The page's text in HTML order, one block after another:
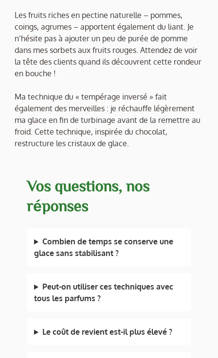
Les fruits riches en pectine naturelle – pommes,
coings, agrumes – apportent également du liant. Je
n’hésite pas à ajouter un peu de purée de pomme
dans mes sorbets aux fruits rouges. Attendez de voir
la tête des clients quand ils découvrent cette rondeur
en bouche !
Ma technique du « tempérage inversé » fait
également des merveilles : je réchauffe légèrement
ma glace en fin de turbinage avant de la remettre au
froid. Cette technique, inspirée du chocolat,
restructure les cristaux de glace.
Vos questions, nos
réponses
Combien de temps se conserve une
glace sans stabilisant ?
Peut-on utiliser ces techniques avec
tous les parfums ?
Le coût de revient est-il plus élevé ?